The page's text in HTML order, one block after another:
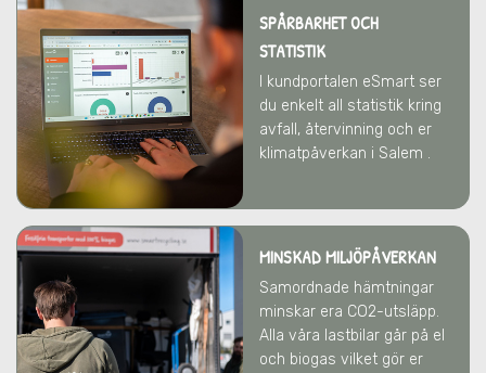
SPÅRBARHET OCH
STATISTIK
I kundportalen eSmart ser
du enkelt all statistik kring
avfall, återvinning och er
klimatpåverkan i Salem .
MINSKAD MILJÖPÅVERKAN
Samordnade hämtningar
minskar era CO2-utsläpp.
Alla våra lastbilar går på el
och biogas vilket gör er